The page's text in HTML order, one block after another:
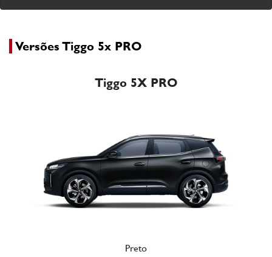
Versões Tiggo 5x PRO
Tiggo 5X PRO
Preto